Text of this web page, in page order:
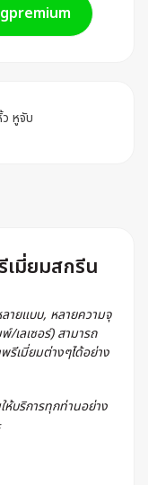
หูจับ
มี่ยมสกรีน
ายแบบ, หลายความจุ
เลเซอร์) สามารถ
รีเมี่ยมต่างๆได้อย่าง
ห้บริการทุกท่านอย่าง